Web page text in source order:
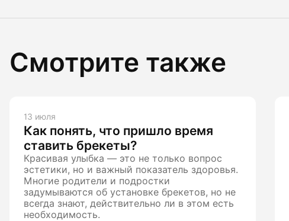
Смотрите также
13 июля
Как понять, что пришло время
ставить брекеты?
Красивая улыбка — это не только вопрос
эстетики, но и важный показатель здоровья.
Многие родители и подростки
задумываются об установке брекетов, но не
всегда знают, действительно ли в этом есть
необходимость.